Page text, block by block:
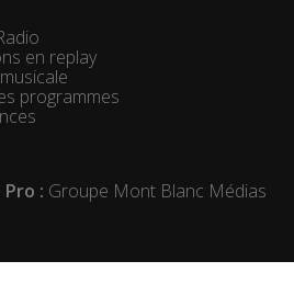
en replay
programmes
Pro : Groupe Mont Blanc Médias